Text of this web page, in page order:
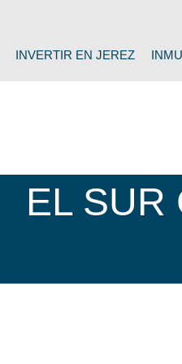
INVERTIR EN JEREZ
EL SUR